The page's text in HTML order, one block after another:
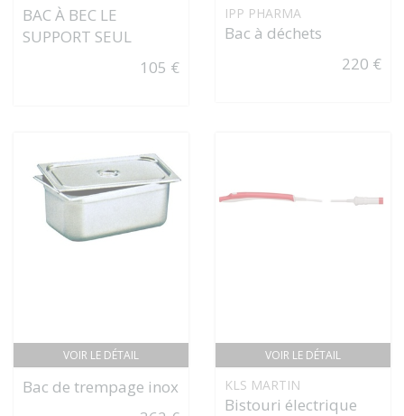
BAC À BEC LE
SUPPORT SEUL
105 €
IPP PHARMA
Bac à déchets
220 €
VOIR LE DÉTAIL
Bac de trempage inox
VOIR LE DÉTAIL
KLS MARTIN
Bistouri électrique